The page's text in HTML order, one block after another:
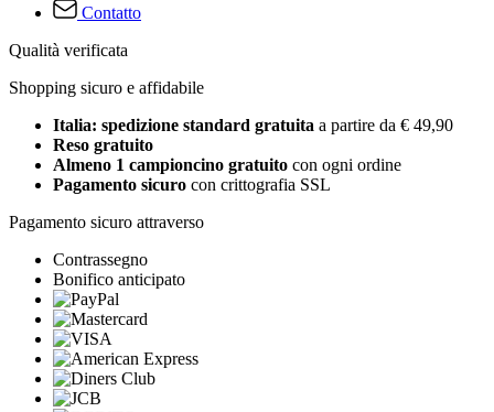
Contatto
Qualità verificata
Shopping sicuro e affidabile
Italia: spedizione standard gratuita a partire da € 49,90
Reso gratuito
Almeno 1 campioncino gratuito con ogni ordine
Pagamento sicuro con crittografia SSL
Pagamento sicuro attraverso
Contrassegno
Bonifico anticipato